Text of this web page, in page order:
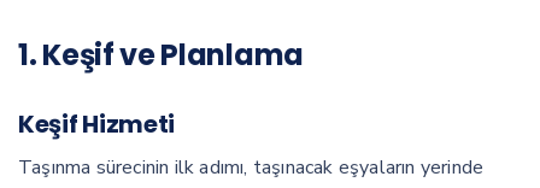
1. Keşif ve Planlama
Keşif Hizmeti
Taşınma sürecinin ilk adımı, taşınacak eşyaların yerinde